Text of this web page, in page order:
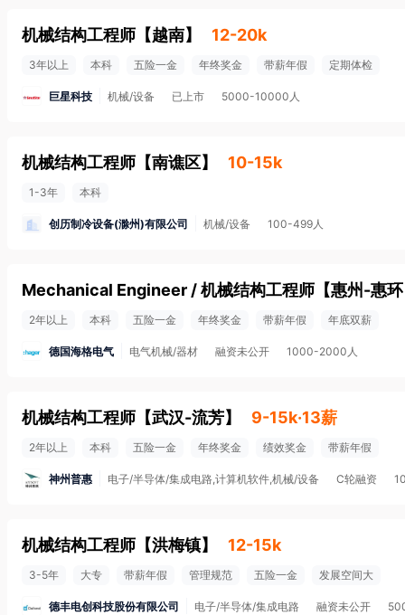
机械结构工程师 【越南】 12-20k
3年以上 本科 五险一金 年终奖金 带薪年假 定期体检
巨星科技 机械/设备 已上市 5000-10000人
机械结构工程师 【南谯区】 10-15k
1-3年 本科
创历制冷设备(滁州)有限公司 机械/设备 100-499人
Mechanical Engineer / 机械结构工程师 【惠州-惠环
2年以上 本科 五险一金 年终奖金 带薪年假 年底双薪
德国海格电气 电气机械/器材 融资未公开 1000-2000人
机械结构工程师 【武汉-流芳】 9-15k·13薪
2年以上 本科 五险一金 年终奖金 绩效奖金 带薪年假
神州普惠 电子/半导体/集成电路,计算机软件,机械/设备 C轮融资
机械结构工程师 【洪梅镇】 12-15k
3-5年 大专 带薪年假 管理规范 五险一金 发展空间大
德丰电创科技股份有限公司 电子/半导体/集成电路 融资未公开